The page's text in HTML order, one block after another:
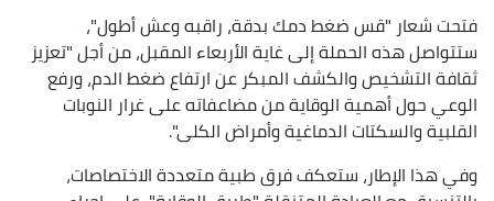
فتحت شعار "قس ضغط دمك بدقة، راقبه وعش أطول"،
ستتواصل هذه الحملة إلى غاية الأربعاء المقبل، من أجل "تعزيز
ثقافة التشخيص والكشف المبكر عن ارتفاع ضغط الدم، ورفع
الوعي حول أهمية الوقاية من مضاعفاته على غرار النوبات
القلبية والسكتات الدماغية وأمراض الكلى".
وفي هذا الإطار، ستعكف فرق طبية متعددة الاختصاصات،